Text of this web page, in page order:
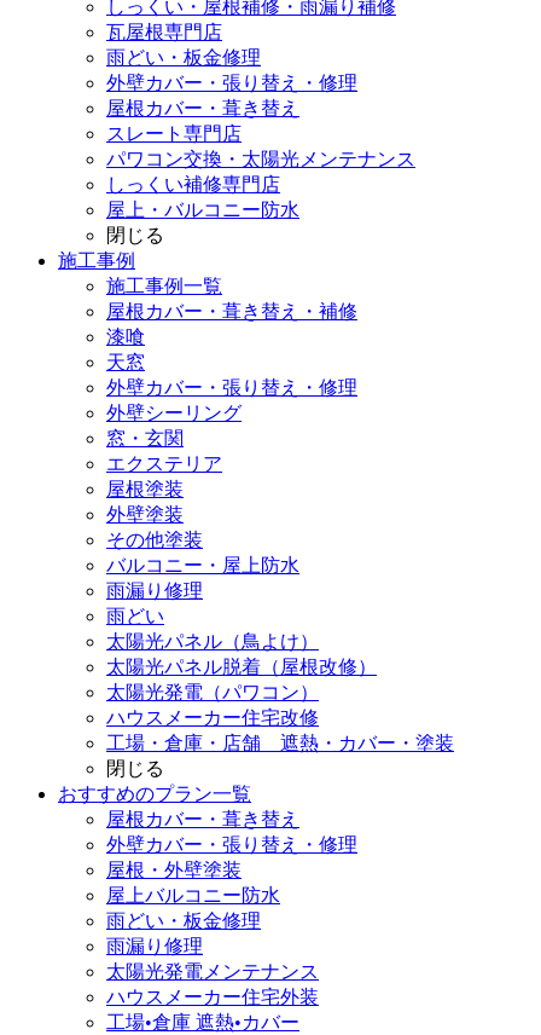
しっくい・屋根補修・雨漏り補修
瓦屋根専門店
雨どい・板金修理
外壁カバー・張り替え・修理
屋根カバー・葺き替え
スレート専門店
パワコン交換・太陽光メンテナンス
しっくい補修専門店
屋上・バルコニー防水
閉じる
施工事例
施工事例一覧
屋根カバー・葺き替え・補修
漆喰
天窓
外壁カバー・張り替え・修理
外壁シーリング
窓・玄関
エクステリア
屋根塗装
外壁塗装
その他塗装
バルコニー・屋上防水
雨漏り修理
雨どい
太陽光パネル（鳥よけ）
太陽光パネル脱着（屋根改修）
太陽光発電（パワコン）
ハウスメーカー住宅改修
工場・倉庫・店舗 遮熱・カバー・塗装
閉じる
おすすめのプラン一覧
屋根カバー・葺き替え
外壁カバー・張り替え・修理
屋根・外壁塗装
屋上バルコニー防水
雨どい・板金修理
雨漏り修理
太陽光発電メンテナンス
ハウスメーカー住宅外装
工場•倉庫 遮熱•カバー